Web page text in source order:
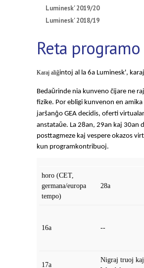
Luminesk' 2019/20
Luminesk' 2018/19
Reta programo
Karaj aliĝintoj al la 6a Luminesk',
Bedaǔrinde nia kunveno ĉijare ne
fizike. Por ebligi kunvenon en
jarŝanĝo GEA decidis, oferti
anstataǔe. La 28an, 29an kaj 30an
posttagmeze kaj vespere okazos
kun programkontribuoj.
horo (CET,
germana/europa
tempo)
28a
16a --
17a
Nigraj truoj